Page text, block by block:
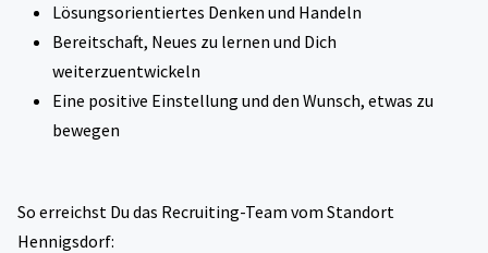
Lösungsorientiertes Denken und Handeln
Bereitschaft, Neues zu lernen und Dich
weiterzuentwickeln
Eine positive Einstellung und den Wunsch, etwas zu
bewegen
So erreichst Du das Recruiting-Team vom Standort
Hennigsdorf: